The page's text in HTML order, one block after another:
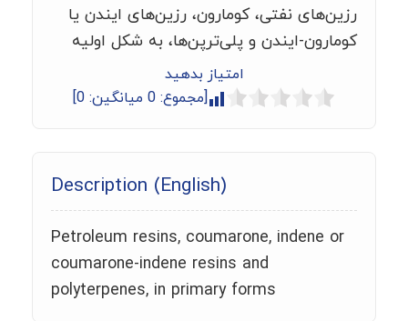
خدمات رایگان دیگر
رزین‌های نفتی، کومارون، رزین‌های ایندن یا
کومارون-ایندن و پلی‌ترپن‌ها، به شکل اولیه
امتیاز بدهید
[مجموع: 0 میانگین: 0
]
Description (English)
Petroleum resins, coumarone, indene or
coumarone-indene resins and
polyterpenes, in primary forms